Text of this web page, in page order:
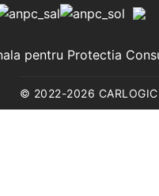
pentru Protectia
© 2022-2026